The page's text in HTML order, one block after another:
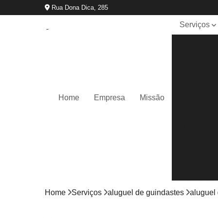
Rua Dona Dica, 285
Home Empresa Missão
Serviços
máquinas
Home Serviços aluguel de guindastes aluguel